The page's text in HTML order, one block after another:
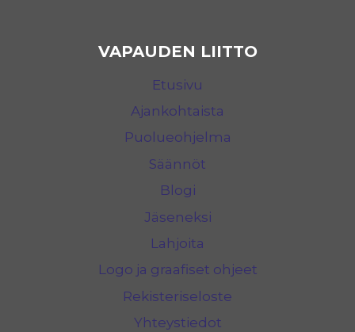
VAPAUDEN LIITTO
Etusivu
Ajankohtaista
Puolueohjelma
Säännöt
Blogi
Jäseneksi
Lahjoita
Logo ja graafiset ohjeet
Rekisteriseloste
Yhteystiedot